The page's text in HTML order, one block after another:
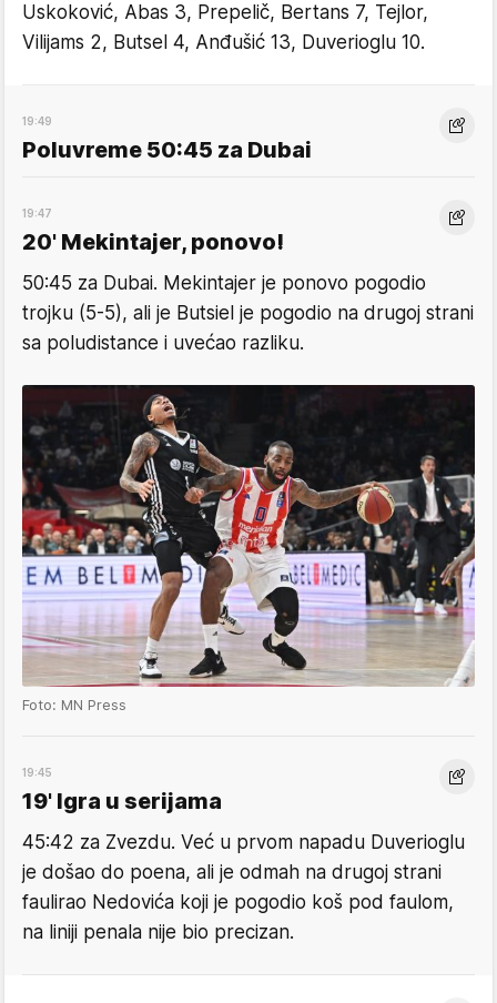
Uskoković, Abas 3, Prepelič, Bertans 7, Tejlor,
Vilijams 2, Butsel 4, Anđušić 13, Duverioglu 10.
19:49
Poluvreme 50:45 za Dubai
19:47
20' Mekintajer, ponovo!
50:45 za Dubai. Mekintajer je ponovo pogodio
trojku (5-5), ali je Butsiel je pogodio na drugoj strani
sa poludistance i uvećao razliku.
Foto: MN Press
19:45
19' Igra u serijama
45:42 za Zvezdu. Već u prvom napadu Duverioglu
je došao do poena, ali je odmah na drugoj strani
faulirao Nedovića koji je pogodio koš pod faulom,
na liniji penala nije bio precizan.